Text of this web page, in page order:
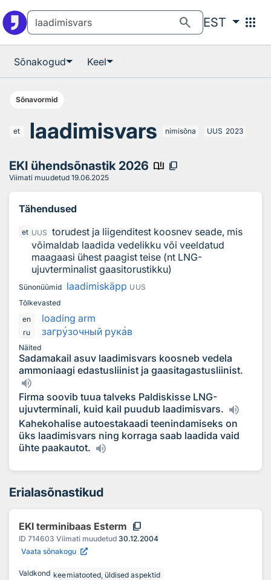
search EST apps
Sõnakogud Keel
Sõnavormid
et laadimisvars nimisõna UUS 2023
EKI ühendsõnastik 2026 book_ribbon content_copy
Viimati muudetud 19.06.2025
Tähendused
et UUS
torudest ja liigenditest koosnev seade, mis
võimaldab laadida vedelikku või veeldatud
maagaasi ühest paagist teise (nt LNG-
ujuvterminalist gaasitorustikku)
Sünonüümid laadimiskäpp UUS
Tõlkevasted
en
loading arm
ru загрузочный рукав
Näited
Sadamakail asuv laadimisvars koosneb vedela
ammoniaagi edastusliinist ja gaasitagastusliinist.
Firma soovib tuua talveks Paldiskisse LNG-
ujuvterminali, kuid kail puudub laadimisvars.
Kahekohalise autoestakaadi teenindamiseks on
üks laadimisvars ning korraga saab laadida vaid
ühte paakautot.
Erialasõnastikud
EKI terminibaas Esterm content_copy
ID 714603 Viimati muudetud 30.12.2004
Vaata sõnakogu
Valdkond keemiatooted, üldised aspektid